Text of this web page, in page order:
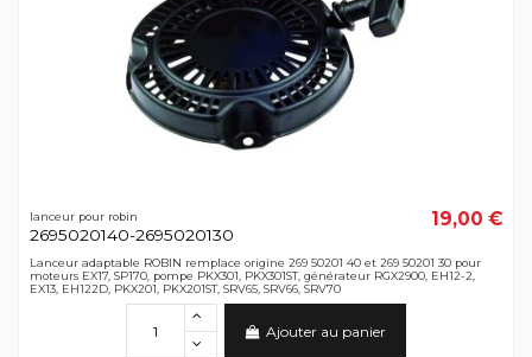
lanceur pour robin
2695020140-2695020130
19,00 €
Lanceur adaptable ROBIN remplace origine 269 50201 40 et 269 50201 30 pour
moteurs EX17, SP170, pompe PKX301, PKX301ST, générateur RGX2900, EH12-2,
EX13, EH122D, PKX201, PKX201ST, SRV65, SRV66, SRV70
Ajouter au panier